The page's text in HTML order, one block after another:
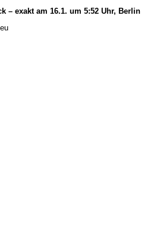
– exakt am 16.1. um 5:52 Uhr, Berlin